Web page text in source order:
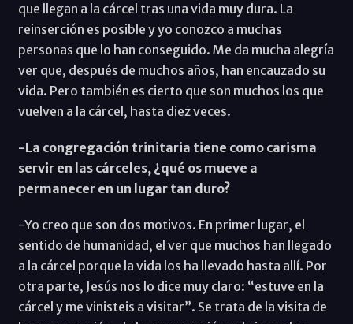
que llegan a la cárcel tras una vida muy dura. La
reinserción es posible y yo conozco a muchas
personas que lo han conseguido. Me da mucha alegría
ver que, después de muchos años, han encauzado su
vida. Pero también es cierto que son muchos los que
vuelven a la cárcel, hasta diez veces.
-La congregación trinitaria tiene como carisma
servir en las cárceles, ¿qué os mueve a
permanecer en un lugar tan duro?
-Yo creo que son dos motivos. En primer lugar, el
sentido de humanidad, el ver que muchos han llegado
a la cárcel porque la vida los ha llevado hasta allí. Por
otra parte, Jesús nos lo dice muy claro: “estuve en la
cárcel y me vinisteis a visitar”. Se trata de la visita de